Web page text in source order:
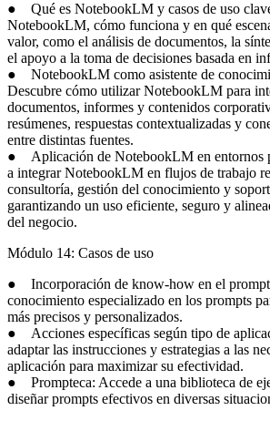
● Qué es NotebookLM y casos de uso
NotebookLM, cómo funciona y en qué
valor, como el análisis de documentos, la
el apoyo a la toma de decisiones basada en
● NotebookLM como asistente de
Descubre cómo utilizar NotebookLM para
documentos, informes y contenidos
resúmenes, respuestas contextualizadas y
entre distintas fuentes.
● Aplicación de NotebookLM en entornos
a integrar NotebookLM en flujos de trabajo
consultoría, gestión del conocimiento y
garantizando un uso eficiente, seguro y
del negocio.
Módulo 14: Casos de uso
● Incorporación de know-how en el
conocimiento especializado en los prompts
más precisos y personalizados.
● Acciones específicas según tipo de
adaptar las instrucciones y estrategias a las
aplicación para maximizar su efectividad.
● Prompteca: Accede a una biblioteca de
diseñar prompts efectivos en diversas